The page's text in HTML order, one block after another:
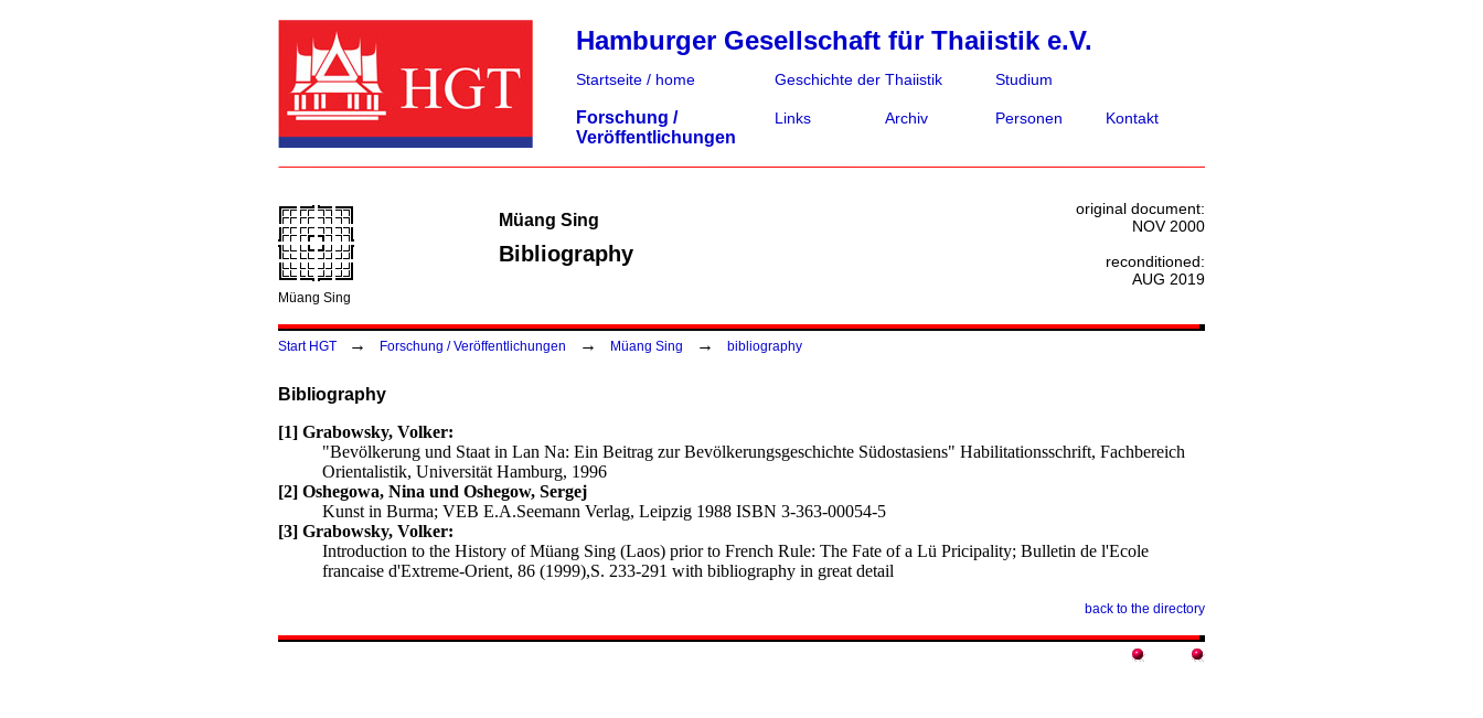
Hamburger Gesellschaft für Thaiistik e.V.
Startseite / home Geschichte der Thaiistik Studium
Forschung /
Veröffentlichungen
Links Archiv Personen Kontakt
Müang Sing
Müang Sing
Bibliography
original document:
NOV 2000
reconditioned:
AUG 2019
Start HGT → Forschung / Veröffentlichungen → Müang Sing → bibliography
Bibliography
[1] Grabowsky, Volker:
"Bevölkerung und Staat in Lan Na: Ein Beitrag zur Bevölkerungsgeschichte Südostasiens" Habilitationsschrift, Fachbereich
Orientalistik, Universität Hamburg, 1996
[2] Oshegowa, Nina und Oshegow, Sergej
Kunst in Burma; VEB E.A.Seemann Verlag, Leipzig 1988 ISBN 3-363-00054-5
[3] Grabowsky, Volker:
Introduction to the History of Müang Sing (Laos) prior to French Rule: The Fate of a Lü Pricipality; Bulletin de l'Ecole
francaise d'Extreme-Orient, 86 (1999),S. 233-291 with bibliography in great detail
back to the directory